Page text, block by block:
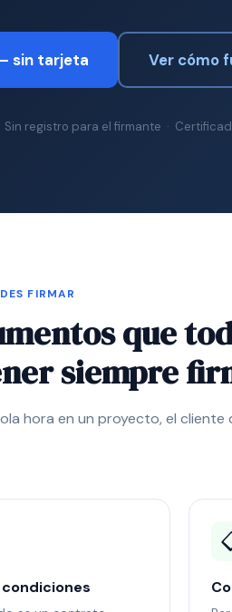
sin tarjeta Ver cómo
registro para el firmante ·
FIRMAR
que
siempre
hora en un proyecto, el cliente